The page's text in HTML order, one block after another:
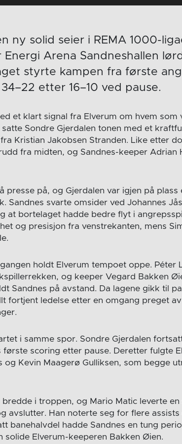
ny solid seier i REMA 1000-
Energi Arena Sandneshallen
styrte kampen fra første
etter 16–10 ved pause.
et klart signal fra Elverum om hvem som
Sondre Gjerdalen tonen med et
Kristian Jakobsen Stranden. Like etter
fra midten, og Sandnes-keeper Adrian
presse på, og Gjerdalen var igjen på
Sandnes svarte omsider ved Johannes
at bortelaget hadde bedre flyt i
og presisjon fra venstrekanten, mens
holdt Elverum tempoet oppe. Péter
og keeper Vegard Bakken
Sandnes på avstand. Da lagene gikk til
fortjent ledelse etter en omgang preget
i samme spor. Sondre Gjerdalen
første scoring etter pause. Deretter fulgte
og Kevin Maagerø Gulliksen, som begge
i troppen, og Mario Matic leverte
avslutter. Han noterte seg for flere
banehalvdel hadde Sandnes en tung
solide Elverum-keeperen Bakken Øien.